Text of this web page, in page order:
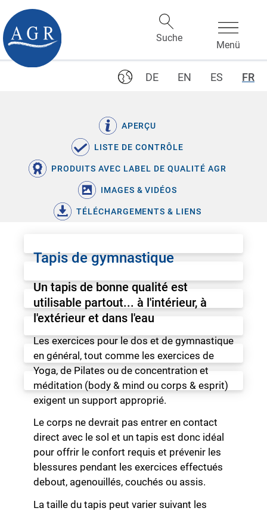
DE EN ES FR
APERÇU
LISTE DE CONTRÔLE
PRODUITS AVEC LABEL DE QUALITÉ AGR
IMAGES & VIDÉOS
TÉLÉCHARGEMENTS & LIENS
Tapis de gymnastique
Un tapis de bonne qualité est
utilisable partout... à l'intérieur, à
l'extérieur et dans l'eau
Les exercices pour le dos et de gymnastique
en général, tout comme les exercices de
Yoga, de Pilates ou de concentration et
méditation (body & mind ou corps & esprit)
exigent un support approprié.
Le corps ne devrait pas entrer en contact
direct avec le sol et un tapis est donc idéal
pour offrir le confort requis et prévenir les
blessures pendant les exercices effectués
debout, agenouillés, couchés ou assis.
La taille du tapis peut varier suivant les